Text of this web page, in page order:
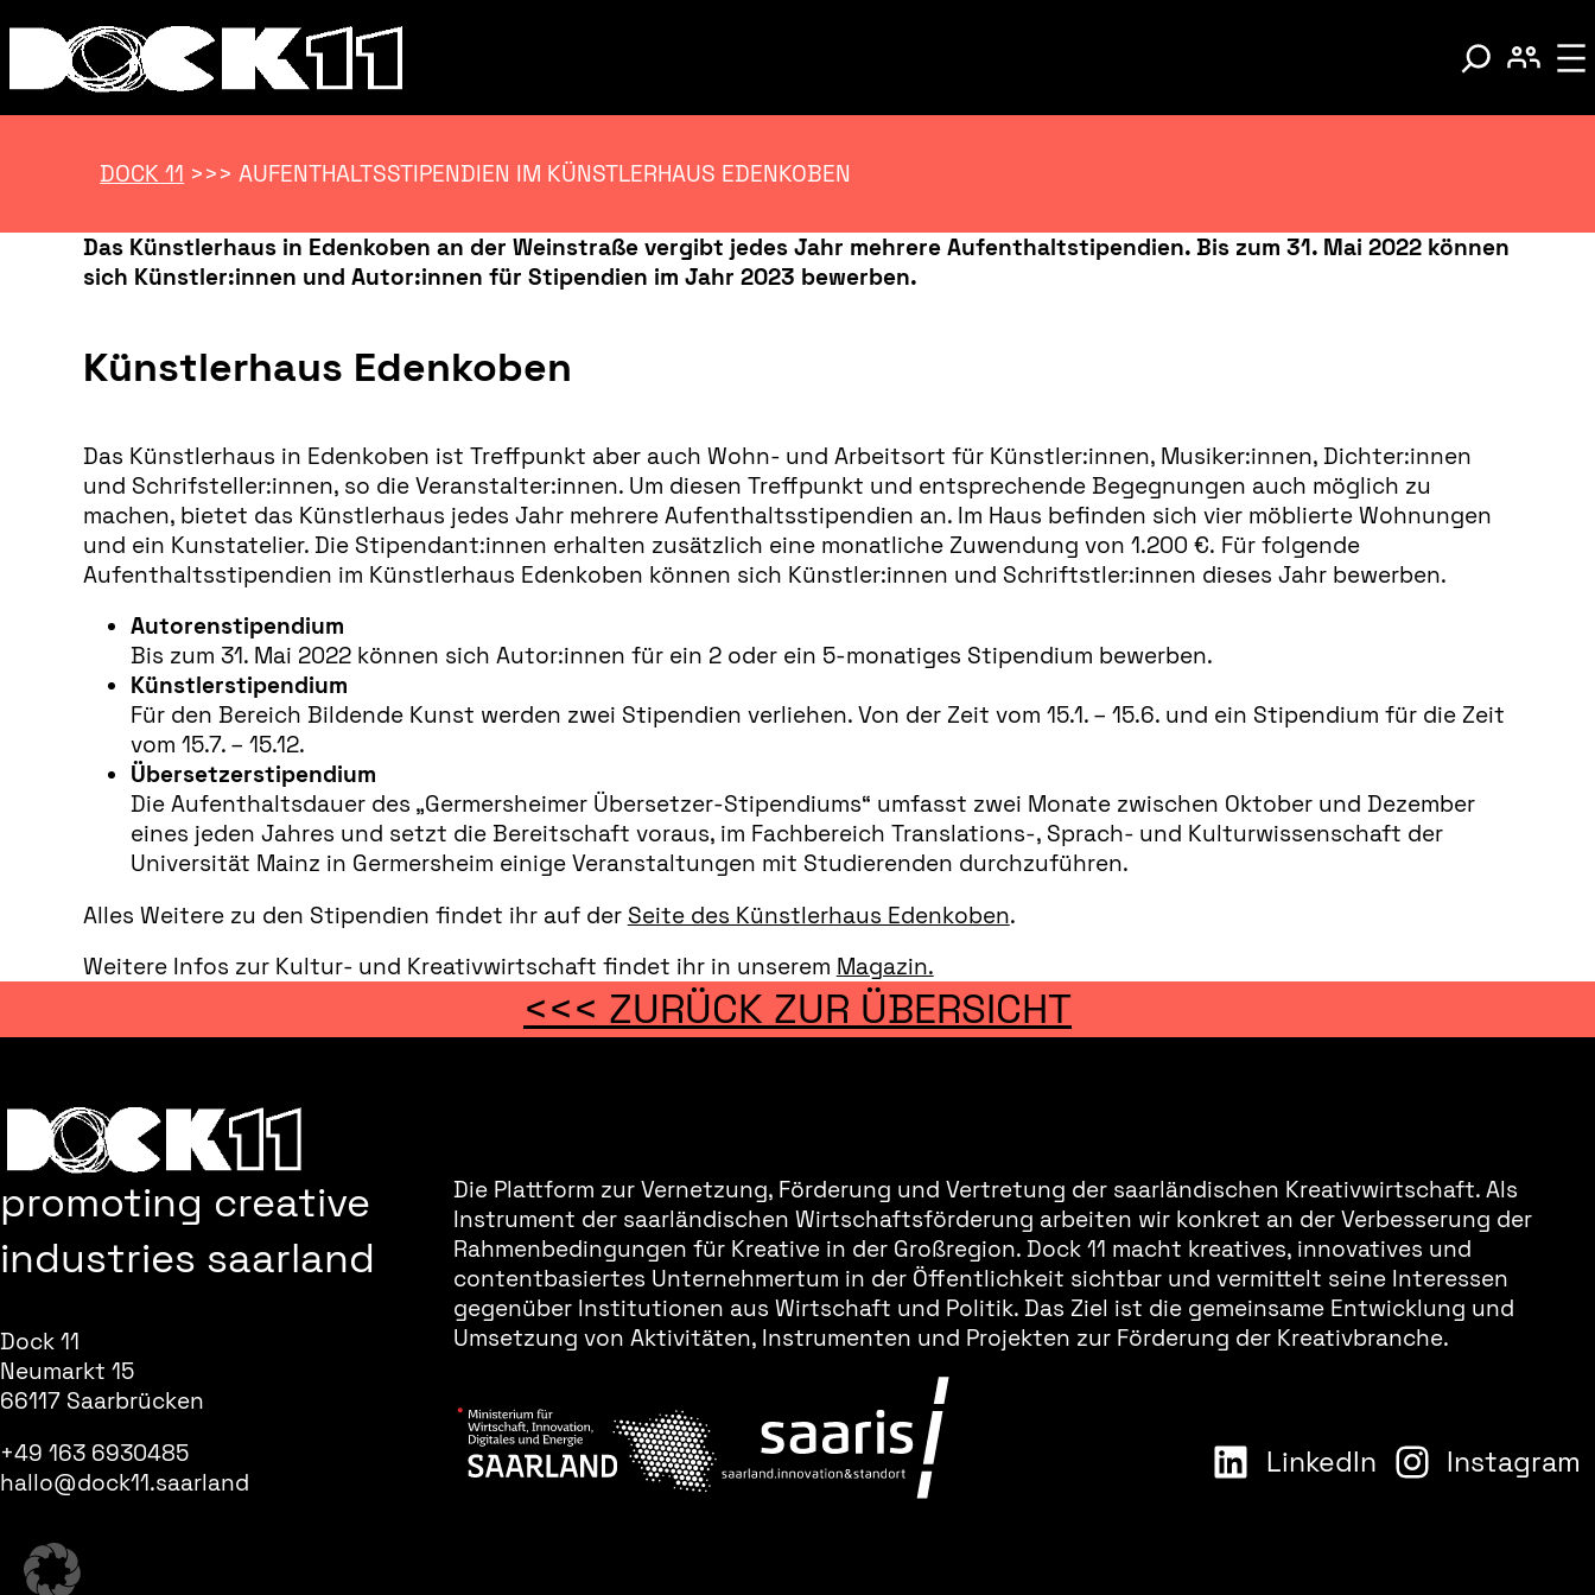
DOCK 11 >>>AUFENTHALTSSTIPENDIEN IM KÜNSTLERHAUS EDENKOBEN
Das Künstlerhaus in Edenkoben an der Weinstraße vergibt jedes Jahr mehrere Aufenthaltstipendien. Bis zum 31. Mai 2022 können
sich Künstler:innen und Autor:innen für Stipendien im Jahr 2023 bewerben.
Künstlerhaus Edenkoben
Das Künstlerhaus in Edenkoben ist Treffpunkt aber auch Wohn- und Arbeitsort für Künstler:innen, Musiker:innen, Dichter:innen
und Schrifsteller:innen, so die Veranstalter:innen. Um diesen Treffpunkt und entsprechende Begegnungen auch möglich zu
machen, bietet das Künstlerhaus jedes Jahr mehrere Aufenthaltsstipendien an. Im Haus befinden sich vier möblierte Wohnungen
und ein Kunstatelier. Die Stipendant:innen erhalten zusätzlich eine monatliche Zuwendung von 1.200 €. Für folgende
Aufenthaltsstipendien im Künstlerhaus Edenkoben können sich Künstler:innen und Schriftstler:innen dieses Jahr bewerben.
Autorenstipendium
Bis zum 31. Mai 2022 können sich Autor:innen für ein 2 oder ein 5-monatiges Stipendium bewerben.
Künstlerstipendium
Für den Bereich Bildende Kunst werden zwei Stipendien verliehen. Von der Zeit vom 15.1. – 15.6. und ein Stipendium für die Zeit
vom 15.7. – 15.12.
Übersetzerstipendium
Die Aufenthaltsdauer des „Germersheimer Übersetzer-Stipendiums“ umfasst zwei Monate zwischen Oktober und Dezember
eines jeden Jahres und setzt die Bereitschaft voraus, im Fachbereich Translations-, Sprach- und Kulturwissenschaft der
Universität Mainz in Germersheim einige Veranstaltungen mit Studierenden durchzuführen.
Alles Weitere zu den Stipendien findet ihr auf der Seite des Künstlerhaus Edenkoben.
Weitere Infos zur Kultur- und Kreativwirtschaft findet ihr in unserem Magazin.
<<< ZURÜCK ZUR ÜBERSICHT
promoting creative
industries saarland
Dock 11
Neumarkt 15
66117 Saarbrücken
+49 163 6930485
hallo@dock11.saarland
Die Plattform zur Vernetzung, Förderung und Vertretung der saarländischen Kreativwirtschaft. Als
Instrument der saarländischen Wirtschaftsförderung arbeiten wir konkret an der Verbesserung der
Rahmenbedingungen für Kreative in der Großregion. Dock 11 macht kreatives, innovatives und
contentbasiertes Unternehmertum in der Öffentlichkeit sichtbar und vermittelt seine Interessen
gegenüber Institutionen aus Wirtschaft und Politik. Das Ziel ist die gemeinsame Entwicklung und
Umsetzung von Aktivitäten, Instrumenten und Projekten zur Förderung der Kreativbranche.
LinkedIn Instagram